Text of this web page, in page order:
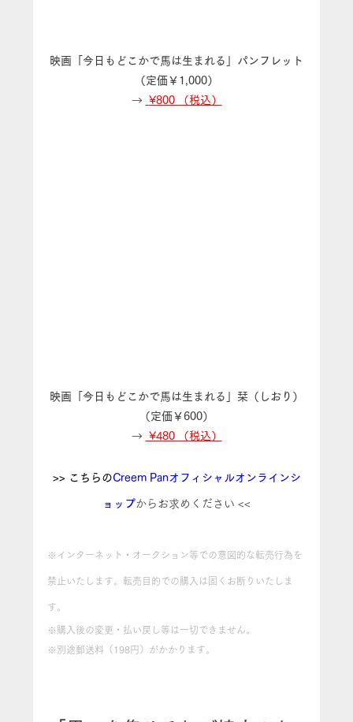
映画「今日もどこかで馬は生まれる」パンフレット
（定価￥1,000）
→
¥800 （税込）
映画「今日もどこかで馬は生まれる」栞（しおり）
（定価￥600）
→
¥480 （税込）
>> こちらのCreem Panオフィシャルオンラインシ
ョップからお求めください <<
※インターネット・オークション等での意図的な転売行為を
禁止いたします。転売目的での購入は固くお断りいたしま
す。
※購入後の変更・払い戻し等は一切できません。
※別途郵送料（198円）がかかります。